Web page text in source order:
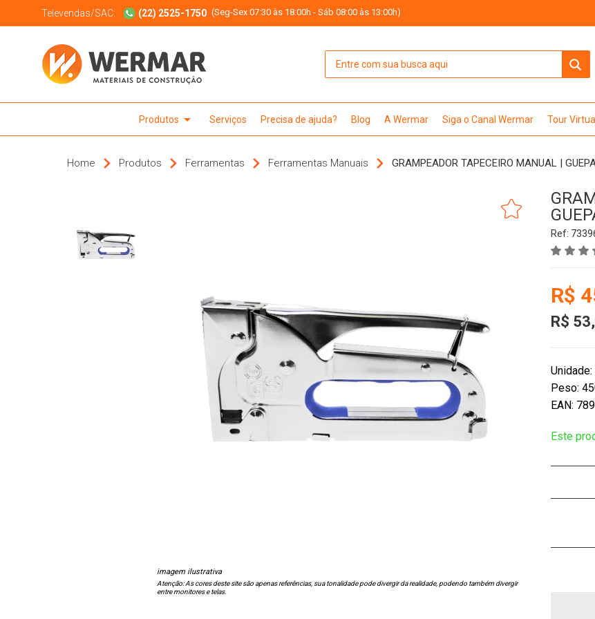
Televendas/SAC: (22) 2525-1750 (Seg-Sex 07:30 às 18:00h - Sáb 08:00 às 13:00h)
Produtos arrow_drop_down Serviços Precisa de ajuda? Blog A Wermar Siga o Canal Wermar Tour Virtual
Home Produtos Ferramentas Ferramentas Manuais GRAMPEADOR TAPECEIRO MANUAL |
imagem ilustrativa
Atenção: As cores deste site são apenas referências, sua tonalidade pode divergir da realidade, podendo também divergir
entre monitores e telas.
Ref:
R$
R$
Unidade:
Peso:
EAN:
Este